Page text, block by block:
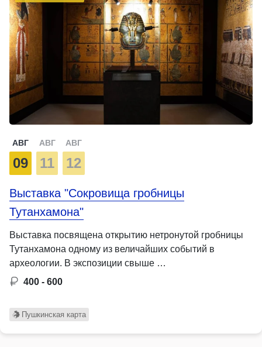
АВГ
09
АВГ
11
АВГ
12
Выставка "Сокровища гробницы
Тутанхамона"
Выставка посвящена открытию нетронутой гробницы
Тутанхамона одному из величайших событий в
археологии. В экспозиции свыше …
400 - 600
Пушкинская карта